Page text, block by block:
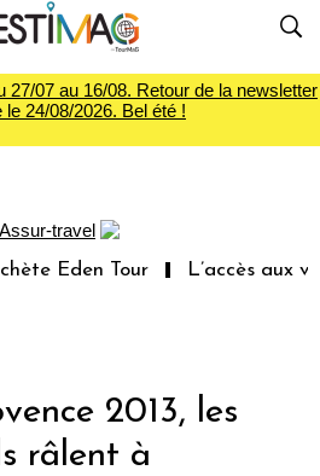
27/07 au 16/08. Retour de la newsletter
le 24/08/2026. Bel été !
Eden Tour L’accès aux
2013, les
râlent à